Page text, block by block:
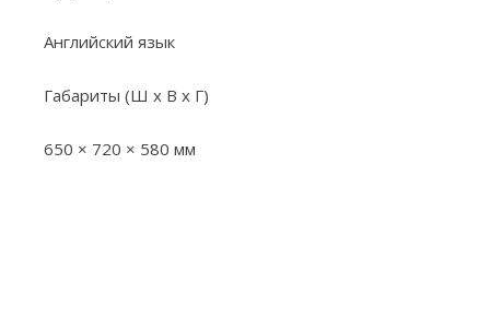
Английский язык
Габариты (Ш х В х Г)
650 × 720 × 580 мм